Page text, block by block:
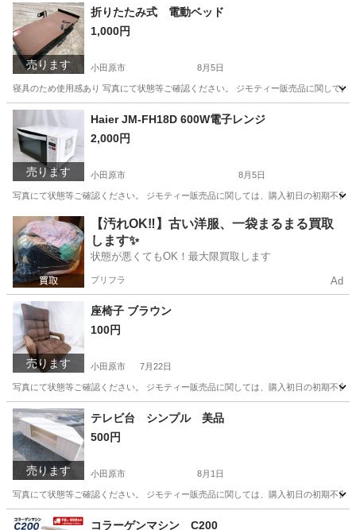
神奈川 小田原市 収納家具 ランドリー
売ります
折りたたみ式 電動ベッド
1,000円
小田原市 8月5日
寝具のため使用感あり 写真にて状態等ご確認ください。 ジモティー販売品に関して
神奈川 小田原市
売ります
Haier JM-FH18D 600W電子レンジ
2,000円
小田原市 8月5日
写真にて状態等ご確認ください。 ジモティー販売品に関しては、購入初日の初期不
神奈川 小田原市 キッチン家電
【汚れOK‼️】古い洋服、一袋まるまる買取
します✨
状態が悪くてもOK！最大限買取します
プリフラ Ad
売ります
座椅子 ブラウン
100円
小田原市 7月22日
写真にて状態等ご確認ください。 ジモティー販売品に関しては、購入初日の初期不
神奈川 小田原市 椅子
売ります
テレビ台 シンプル 美品
500円
小田原市 8月1日
写真にて状態等ご確認ください。 ジモティー販売品に関しては、購入初日の初期不
神奈川 小田原市 収納家具
コラーゲンマシン C200